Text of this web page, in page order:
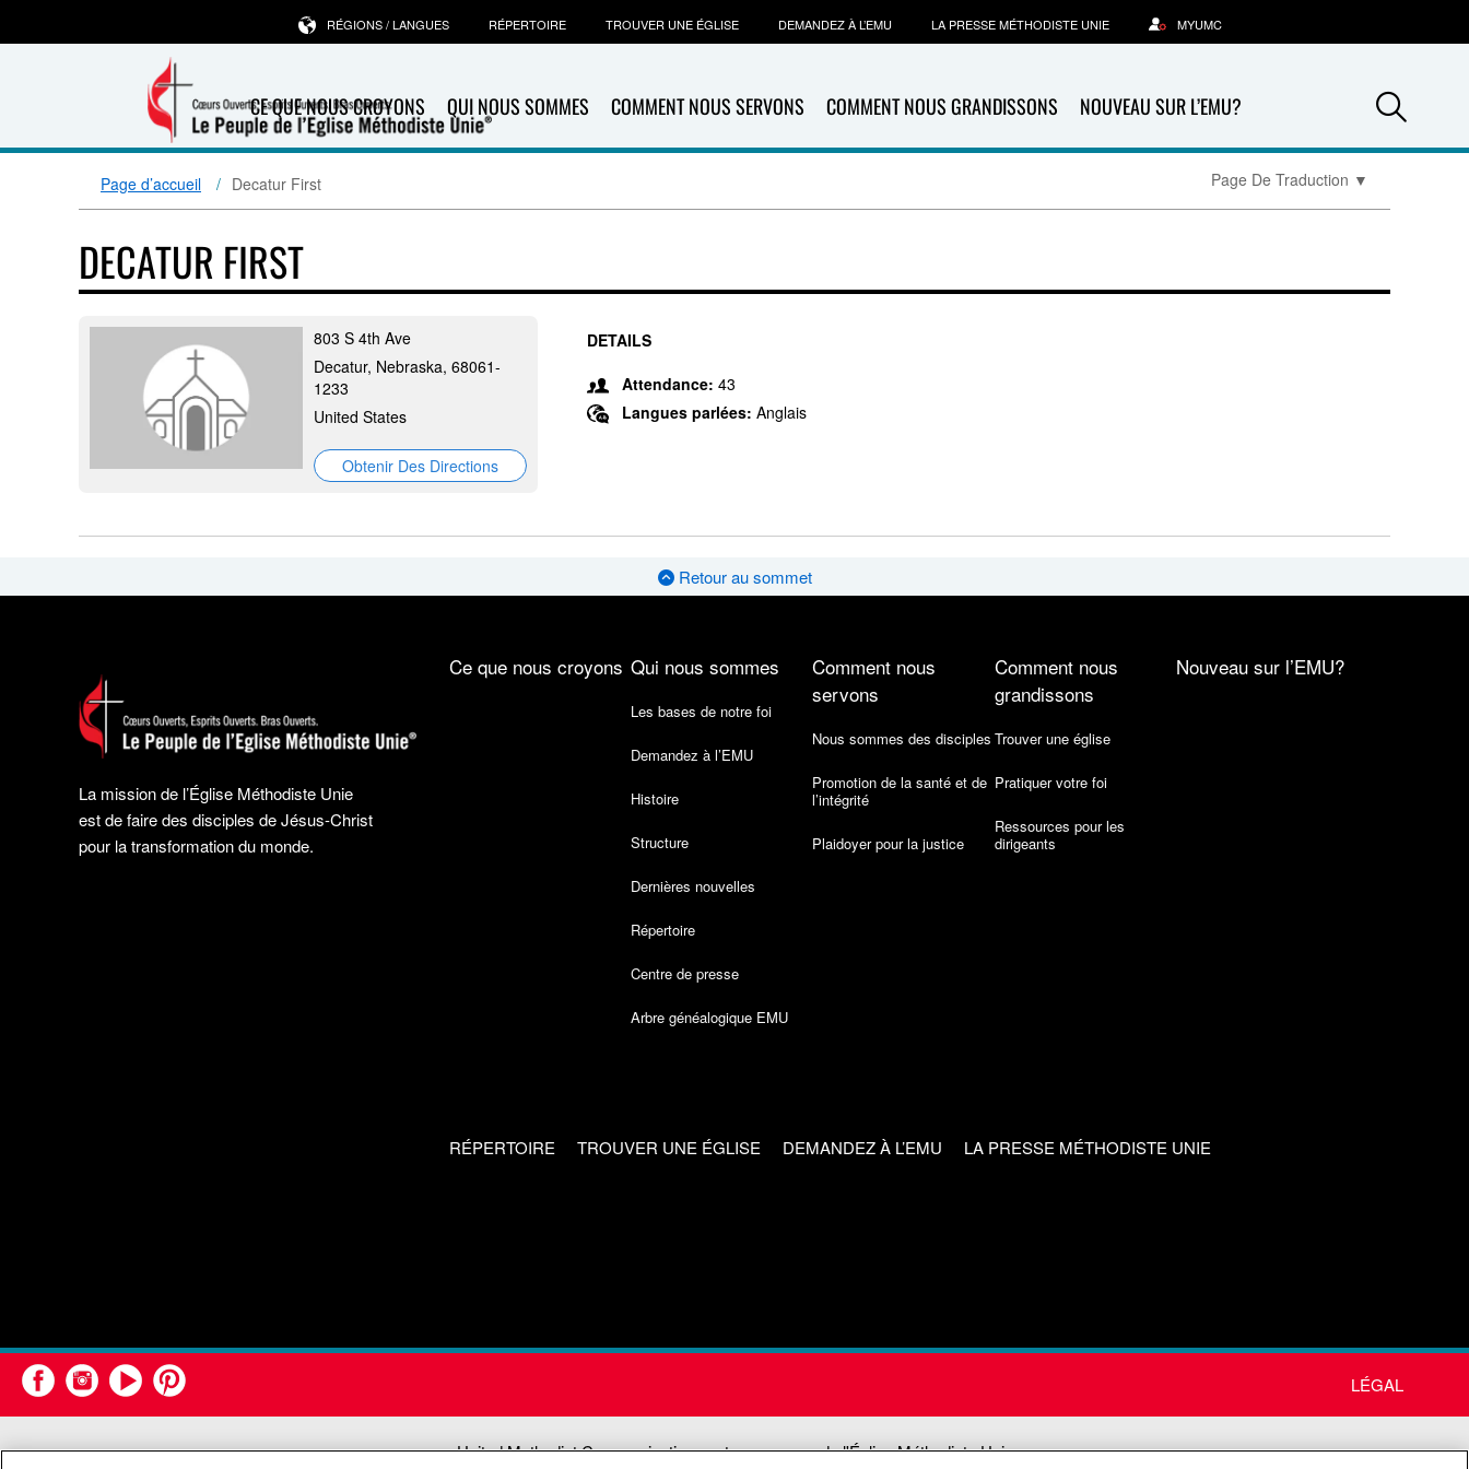
CE QUE NOUS CROYONS QUI NOUS SOMMES COMMENT NOUS SERVONS COMMENT NOUS GRANDISSONS NOUVEAU SUR L’EMU?
RÉGIONS / LANGUES RÉPERTOIRE TROUVER UNE ÉGLISE DEMANDEZ À L’EMU LA PRESSE MÉTHODISTE UNIE MYUMC
Page d’accueil Decatur First Page De Traduction ▼
DECATUR FIRST
803 S 4th Ave
Decatur, Nebraska, 68061-
1233
United States
Obtenir Des Directions
DETAILS
Attendance: 43
Langues parlées: Anglais
Retour au sommet
La mission de l’Église Méthodiste Unie
est de faire des disciples de Jésus-Christ
pour la transformation du monde.
Ce que nous croyons Qui nous sommes
Les bases de notre foi
Demandez à l’EMU
Histoire
Structure
Dernières nouvelles
Répertoire
Centre de presse
Arbre généalogique EMU
Comment nous
servons
Nous sommes des disciples
Promotion de la santé et de
l’intégrité
Plaidoyer pour la justice
Comment nous
grandissons
Trouver une église
Pratiquer votre foi
Ressources pour les
dirigeants
Nouveau sur l’EMU?
RÉPERTOIRE TROUVER UNE ÉGLISE DEMANDEZ À L’EMU LA PRESSE MÉTHODISTE UNIE
LÉGAL
United Methodist Communications est une agence de l'Église Méthodiste Unie